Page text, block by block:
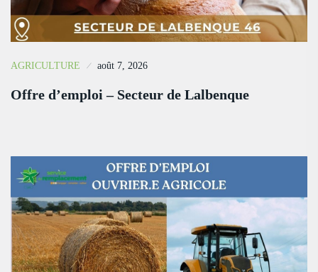
AGRICULTURE août 7, 2026
Offre d’emploi – Secteur de Lalbenque